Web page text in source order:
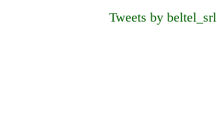
Tweets by beltel_srl